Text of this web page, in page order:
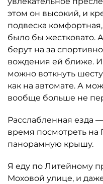
этом он высокий, и
подвеска
было бы жестковато.
берут на за
вождения ей ближе. И
можно воткнуть
как на автомате. А
вообще больше не
Расслабленная езда
время посмотреть на
панорамную крышу.
Я еду по Литейному
Моховой улице, и